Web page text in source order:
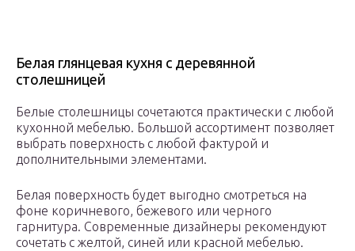
Белая глянцевая кухня с деревянной
столешницей
Белые столешницы сочетаются практически с любой
кухонной мебелью. Большой ассортимент позволяет
выбрать поверхность с любой фактурой и
дополнительными элементами.
Белая поверхность будет выгодно смотреться на
фоне коричневого, бежевого или черного
гарнитура. Современные дизайнеры рекомендуют
сочетать с желтой, синей или красной мебелью.